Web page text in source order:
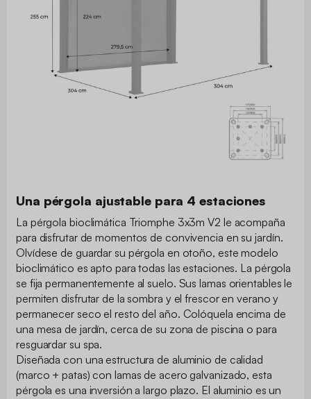
Una pérgola ajustable para 4 estaciones
La pérgola bioclimática Triomphe 3x3m V2 le acompaña
para disfrutar de momentos de convivencia en su jardín.
Olvídese de guardar su pérgola en otoño, este modelo
bioclimático es apto para todas las estaciones. La pérgola
se fija permanentemente al suelo. Sus lamas orientables le
permiten disfrutar de la sombra y el frescor en verano y
permanecer seco el resto del año. Colóquela encima de
una mesa de jardín, cerca de su zona de piscina o para
resguardar su spa.
Diseñada con una estructura de aluminio de calidad
(marco + patas) con lamas de acero galvanizado, esta
pérgola es una inversión a largo plazo. El aluminio es un